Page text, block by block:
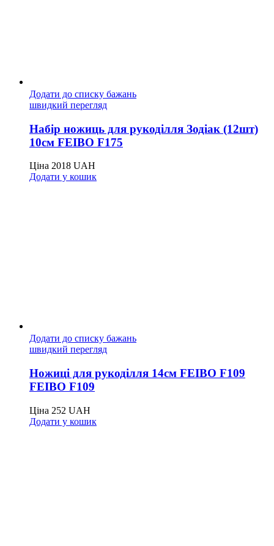
Додати до списку бажань
швидкий перегляд
Набір ножиць для рукоділля Зодіак (12шт)
10см FEIBO F175
Ціна 2018 UAH
Додати у кошик
Додати до списку бажань
швидкий перегляд
Ножиці для рукоділля 14см FEIBO F109
FEIBO F109
Ціна 252 UAH
Додати у кошик